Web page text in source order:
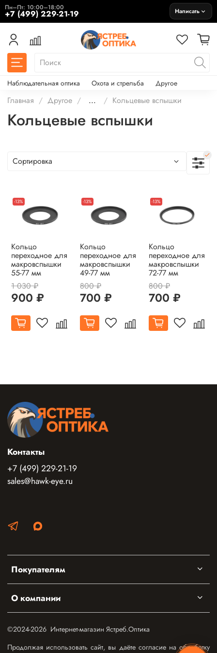
Пн–Пт: 10:00–18:00
+7 (499) 229-21-19 Написать
Наблюдательная оптика Охота и стрельба Другое
Главная Другое ... Кольцевые вспышки
Кольцевые вспышки
-13%
Кольцо
переходное для
макровспышки
55-77 мм
1 030 ₽
900 ₽
-13%
Кольцо
переходное для
макровспышки
49-77 мм
800 ₽
700 ₽
-13%
Кольцо
переходное для
макровспышки
72-77 мм
800 ₽
700 ₽
Покупателям
О компании
Контакты
+7 (499) 229-21-19
sales@hawk-eye.ru
©2024-2026 Интернет-магазин Ястреб.Оптика
Продолжая использовать сайт, вы даёте согласие на обработку